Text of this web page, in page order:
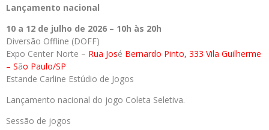
Lançamento nacional
10 a 12 de julho de 2026 – 10h às 20h
Diversão Offline (DOFF)
Expo Center Norte – Rua José Bernardo Pinto, 333 Vila Guilherme
– São Paulo/SP
Estande Carline Estúdio de Jogos
Lançamento nacional do jogo Coleta Seletiva.
Sessão de jogos